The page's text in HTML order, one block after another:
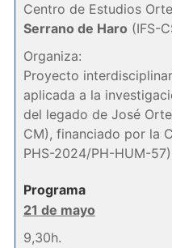
Centro de Estudios
Serrano de Haro (IFS-
Organiza:
Proyecto
aplicada a la
del legado de José
CM), financiado por la
PHS-2024/PH-HUM-57)
Programa
21 de mayo
9,30h.